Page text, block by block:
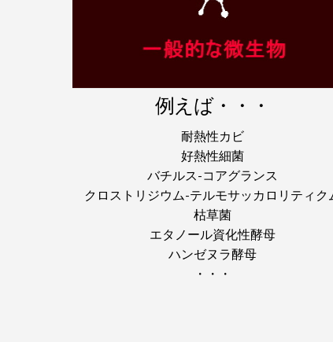
例えば・・・
耐熱性カビ
好熱性細菌
バチルス‐コアグランス
クロストリジウム‐テルモサッカロリティク
枯草菌
エタノール資化性酵母
ハンゼヌラ酵母
・・・